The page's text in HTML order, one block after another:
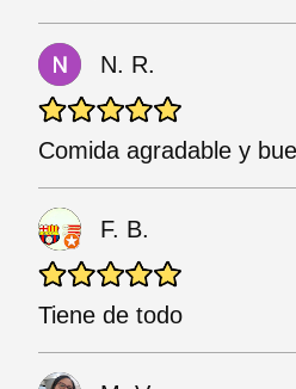
N. R.
Comida agradable y
F. B.
Tiene de todo